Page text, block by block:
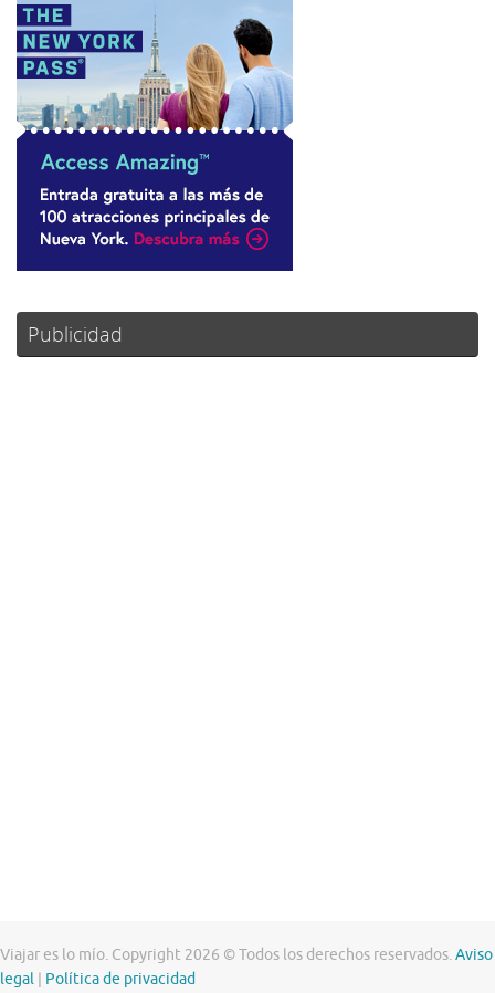
Publicidad
Viajar es lo mío. Copyright 2026 © Todos los derechos reservados.Aviso
legal
Política de privacidad